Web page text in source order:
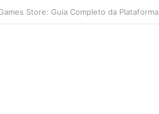
Friday: descontos incríveis em eletrônicos